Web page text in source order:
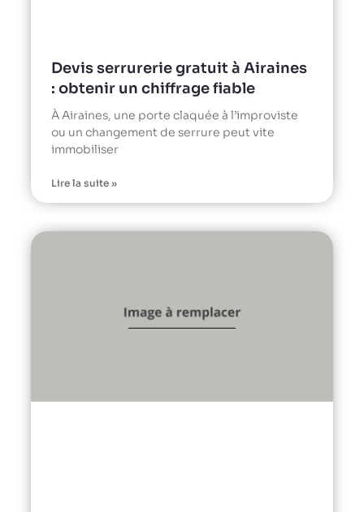
Devis serrurerie gratuit à Airaines
: obtenir un chiffrage fiable
À Airaines, une porte claquée à l’improviste
ou un changement de serrure peut vite
immobiliser
Lire la suite »